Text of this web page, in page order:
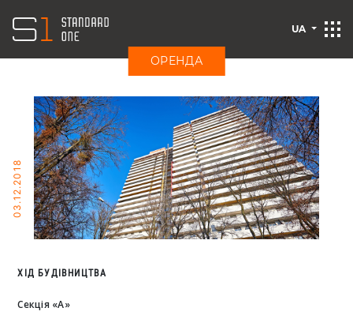
ОРЕНДА
UA
03.12.2018
ХІД БУДІВНИЦТВА
Секція «А»